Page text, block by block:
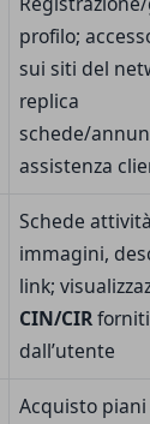
profilo;
sui siti del
replica
schede/
assistenza
Schede
immagini,
link;
CIN/CIRforniti
dall’utente
Acquisto piani